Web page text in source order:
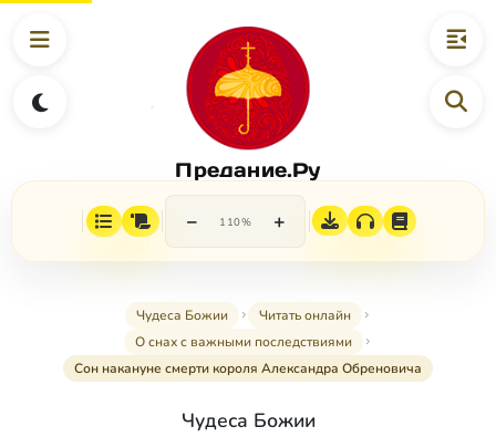
Предание.Ру
− 110% +
Чудеса Божии
Читать онлайн
О снах с важными последствиями
Сон накануне смерти короля Александра Обреновича
Чудеса Божии